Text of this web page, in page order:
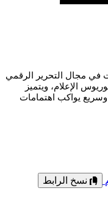
خبرة تمتد إلى 6 سنوات في مجال التحرير الرقمي
الإعلام، ويتميز
وسريع يواكب اهتمامات
نسخ الرابط